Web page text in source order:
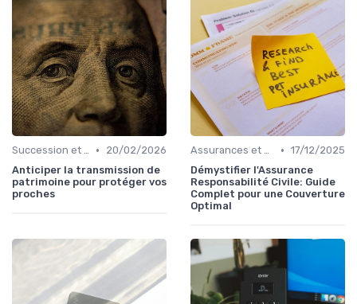
Succession et Transmission de Patrimoine •
20/02/2026
Anticiper la transmission de
patrimoine pour protéger vos
proches
Assurances et Protections Financières • 17/12/2025
Démystifier l'Assurance
Responsabilité Civile: Guide
Complet pour une Couverture
Optimal